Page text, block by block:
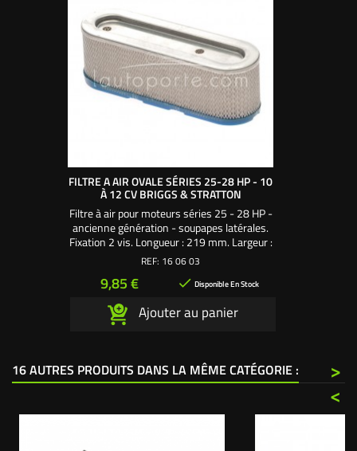
FILTRE A AIR OVALE SÉRIES 25-28 HP - 10
À 12 CV BRIGGS & STRATTON
Filtre à air pour moteurs séries 25 - 28 HP -
ancienne génération - soupapes latérales.
Fixation 2 vis. Longueur : 219 mm. Largeur :
67 mm. Hauteur : 70 mm. Entraxe
fixations : 115 mm. Utilisez la mousse 16
07 03
REF: 16 06 03
Prix
9,85 €  Disponible En Stock
Ajouter au panier
16 AUTRES PRODUITS DANS LA MÊME CATÉGORIE :
>
<